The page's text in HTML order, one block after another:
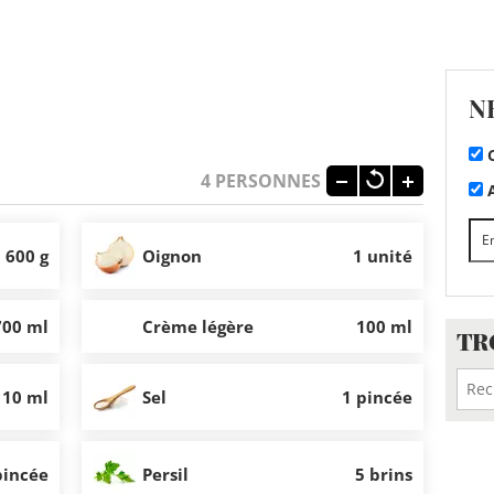
4 PERSONNES
600 g Oignon 1 unité
ml Crème légère 100 ml
10 ml Sel 1 pincée
Persil 5 brins